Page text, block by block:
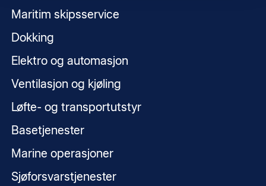
Maritim skipsservice
Dokking
Elektro og automasjon
Ventilasjon og kjøling
Løfte- og transportutstyr
Basetjenester
Marine operasjoner
Sjøforsvarstjenester